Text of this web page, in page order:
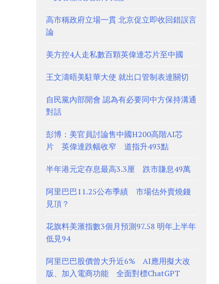
高市稱政府立場一貫 北京促立即收回錯誤言
論
美方控4人走私數百顆英偉達芯片至中國
王文濤晤美駐華大使 就出口管制表達關切
自民黨內部開會 認為有必要同中方保持溝通
對話
彭博：美官員討論售中國H200高階AI芯
片 英偉達跌幅收窄 道指升493點
半年港元定存息最高3.3厘 跌市賺息49萬
阿里巴巴11.25公布季績 市場估外賣燒錢
見頂？
花旗料美滙指數3個月預測97.58 明年上半年
低見94
阿里巴巴股價曾大升近6% AI應用擬大改
版、加入電商功能 全面對標ChatGPT